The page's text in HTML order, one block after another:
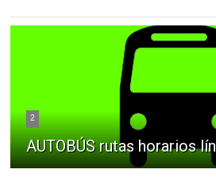
2
AUTOBÚS rutas horarios